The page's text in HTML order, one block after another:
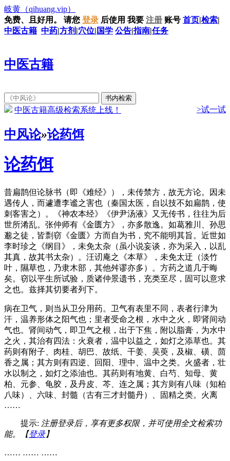
岐黄 （qihuang.vip）
免费、且好用。
请您 登录 后使用 我要 注册 账号 首页|检索|
中医古籍 中药|方剂 |穴位| 国学 公告|指南|任务
中医古籍
中医古籍高级检索系统上线！ >试一试
中风论»论药饵
论药饵
昔扁鹊但论脉书（即《难经》），未传禁方，故无方论。因未
遇传人，而遽遭李谧之害也（秦国太医，自以技不如扁鹊，使
刺客害之）。《神农本经》《伊尹汤液》又无传书，往往为后
世所淆乱。张仲师有《金匮方》，亦多散逸。如葛雅川、孙思
邈之徒，皆剽窃《金匮》方而自为书，究不能明其旨。近世如
李时珍之《纲目》，未免太杂（虽小说妄谈，亦为采入，以乱
其真，故其书太杂）。汪讱庵之《本草》，未免太迂（淡竹
叶，隰草也，乃隶木部，其他舛谬亦多）。方药之道几于晦
矣。窃以平生所试验，质诸仲景遗书，充类至尽，固可以意求
之也。兹择其切要者列下。
病在卫气，则当从卫分用药。卫气有表里不同，表者行津为
汗，温养形体之阳气也；里者受命之根，水中之火，即肾间动
气也。肾间动气，即卫气之根，出于下焦，附以脂膏，为水中
之火，其治有四法：火衰者，温中以益之，如灯之添草也。其
药则有附子、肉桂、胡巴、故纸、干姜、吴萸，及椒、磺、茴
香之属；其方则有四逆、回阳、理中、温中之类。火盛者，壮
水以制之，如灯之添油也。其药则有地黄、白芍、知母、黄
柏、元参、龟胶，及丹皮、芩、连之属；其方则有八味（知柏
八味）、六味、封髓（古有三才封髓丹）、固精之类。火离
……
提示: 注册登录后，享有更多权限，并可使用全文检索功
能。【登录】
…… …… ……